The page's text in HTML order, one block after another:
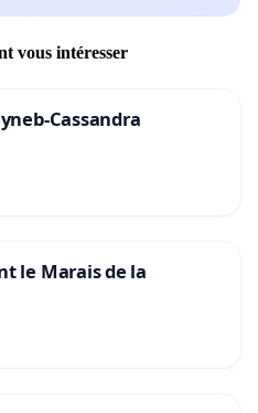
vous intéresser
Cassandra
le Marais de la